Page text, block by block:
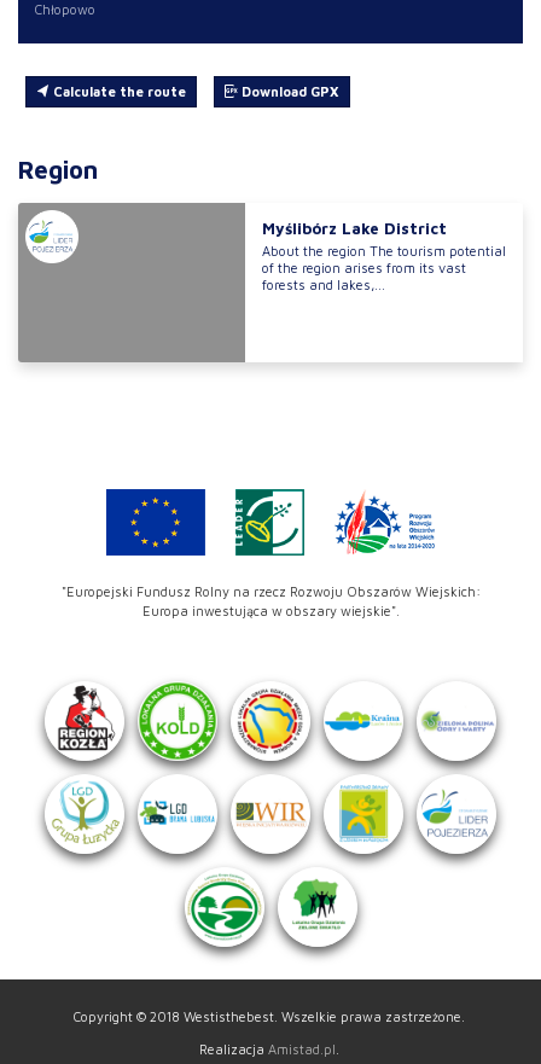
Chłopowo
Calculate the route Download GPX
Region
Myślibórz Lake District
About the region The tourism potential
of the region arises from its vast
forests and lakes,...
"Europejski Fundusz Rolny na rzecz Rozwoju Obszarów Wiejskich:
Europa inwestująca w obszary wiejskie".
Copyright © 2018 Westisthebest. Wszelkie prawa zastrzeżone.
Realizacja Amistad.pl